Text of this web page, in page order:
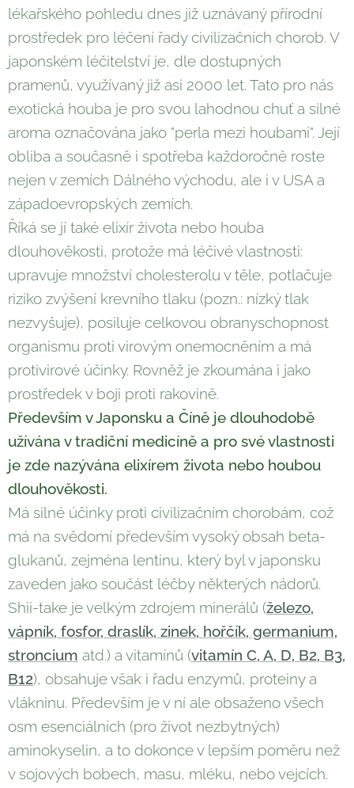
lékařského pohledu dnes již uznávaný přírodní
prostředek pro léčení řady civilizačních chorob. V
japonském léčitelství je, dle dostupných
pramenů, využívaný již asi 2000 let. Tato pro nás
exotická houba je pro svou lahodnou chuť a silné
aroma označována jako "perla mezi houbami". Její
obliba a současně i spotřeba každoročně roste
nejen v zemích Dálného východu, ale i v USA a
západoevropských zemích.
Říká se jí také elixír života nebo houba
dlouhověkosti, protože má léčivé vlastnosti:
upravuje množství cholesterolu v těle, potlačuje
riziko zvýšení krevního tlaku (pozn.: nízký tlak
nezvyšuje), posiluje celkovou obranyschopnost
organismu proti virovým onemocněním a má
protivirové účinky. Rovněž je zkoumána i jako
prostředek v boji proti rakovině.
Především v Japonsku a Číně je dlouhodobě
užívána v tradiční medicíně a pro své vlastnosti
je zde nazývána elixírem života nebo houbou
dlouhověkosti.
Má silné účinky proti civilizačním chorobám, což
má na svědomí především vysoký obsah beta-
glukanů, zejména lentinu, který byl v japonsku
zaveden jako součást léčby některých nádorů.
Shii-take je velkým zdrojem minerálů (železo,
vápník, fosfor, draslík, zinek, hořčík, germanium,
stroncium atd.) a vitamínů (vitamín C, A, D, B2, B3,
B12), obsahuje však i řadu enzymů, proteiny a
vlákninu. Především je v ní ale obsaženo všech
osm esenciálních (pro život nezbytných)
aminokyselin, a to dokonce v lepším poměru než
v sojových bobech, masu, mléku, nebo vejcích.